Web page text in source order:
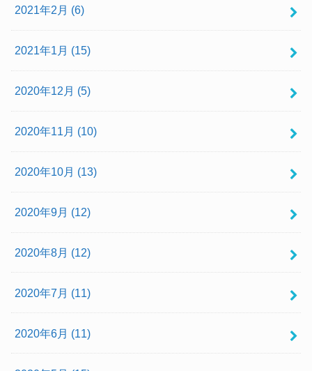
2021年2月 (6)
2021年1月 (15)
2020年12月 (5)
2020年11月 (10)
2020年10月 (13)
2020年9月 (12)
2020年8月 (12)
2020年7月 (11)
2020年6月 (11)